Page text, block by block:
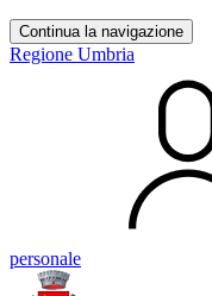
Continua la navigazione
Regione Umbria
personale